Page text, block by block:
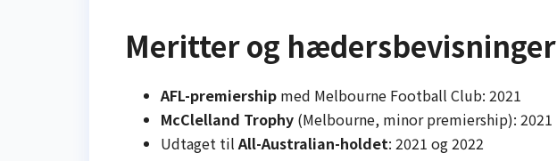
Meritter og hædersbevisninger
AFL-premiership med Melbourne Football Club: 2021
McClelland Trophy (Melbourne, minor premiership): 2021
Udtaget tilAll-Australian-holdet: 2021 og 2022